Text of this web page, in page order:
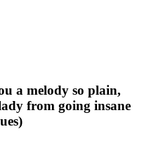
a melody so plain,
from going insane